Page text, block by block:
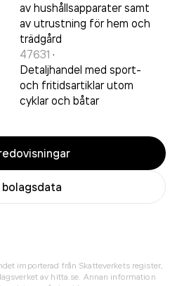
av hushållsapparater samt
av utrustning för hem och
trädgård
47631 ·
Detaljhandel med sport-
och fritidsartiklar utom
cyklar och båtar
bolagsdata
importerad från Skatteverkets register,
av hitta.se. Annan information